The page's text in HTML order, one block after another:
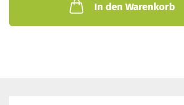
In den Warenkorb